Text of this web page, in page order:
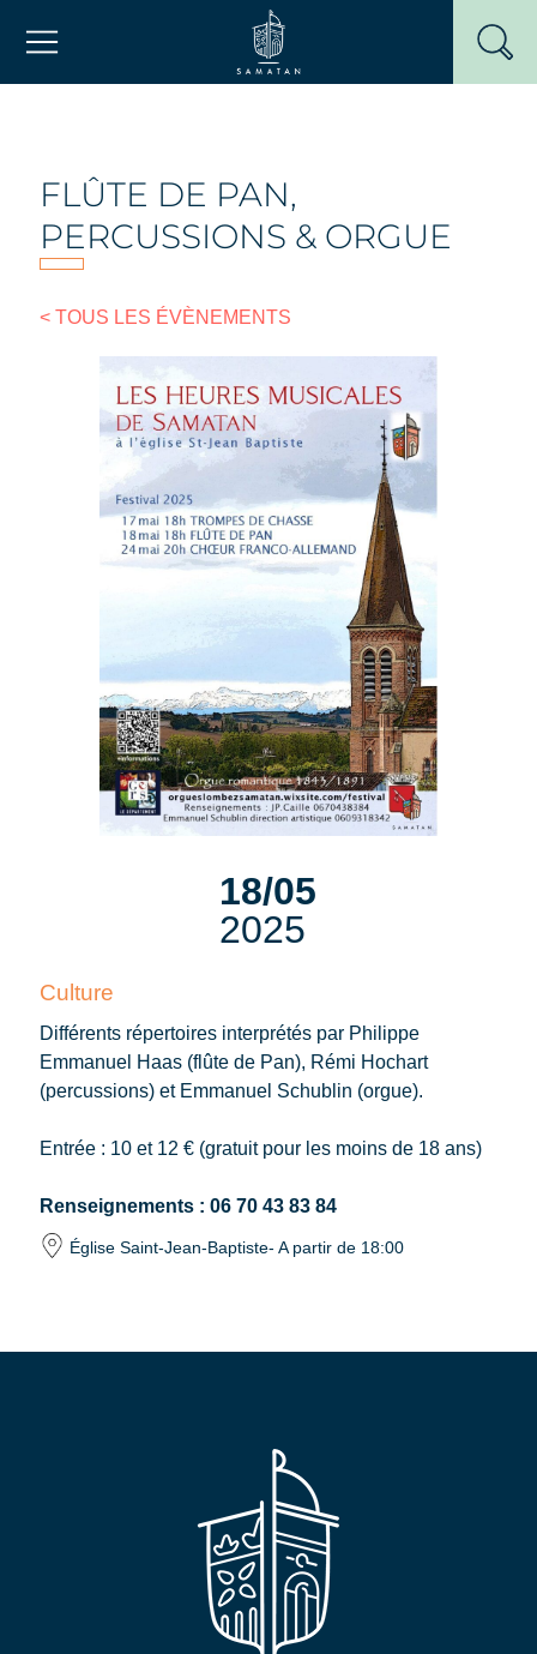
Mairie de Samatan
FLÛTE DE PAN,
PERCUSSIONS & ORGUE
< TOUS LES ÉVÈNEMENTS
18/05
2025
Culture
Différents répertoires interprétés par Philippe
Emmanuel Haas (flûte de Pan), Rémi Hochart
(percussions) et Emmanuel Schublin (orgue).
Entrée : 10 et 12 € (gratuit pour les moins de 18 ans)
Renseignements : 06 70 43 83 84
Église Saint-Jean-Baptiste- A partir de 18:00